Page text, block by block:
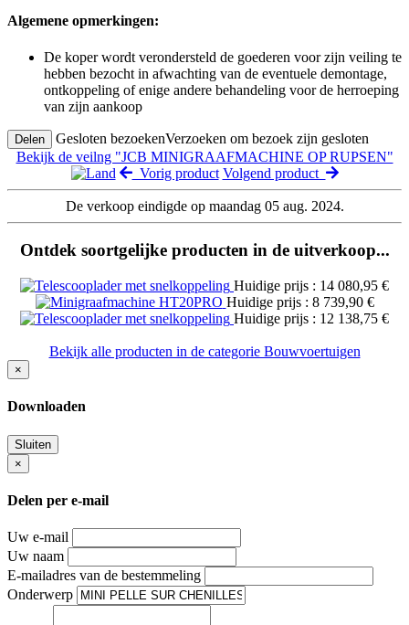
Algemene opmerkingen:
De koper wordt verondersteld de goederen voor zijn veiling te
hebben bezocht in afwachting van de eventuele demontage,
ontkoppeling of enige andere behandeling voor de herroeping
van zijn aankoop
Delen Gesloten bezoekenVerzoeken om bezoek zijn gesloten
Bekijk de veilng "JCB MINIGRAAFMACHINE OP RUPSEN"
Vorig product Volgend product
De verkoop eindigde op maandag 05 aug. 2024.
Ontdek soortgelijke producten in de uitverkoop...
Huidige prijs : 14 080,95 €
Huidige prijs : 8 739,90 €
Huidige prijs : 12 138,75 €
Bekijk alle producten in de categorie Bouwvoertuigen
×
Downloaden
Sluiten
×
Delen per e-mail
Uw e-mail
Uw naam
E-mailadres van de bestemmeling
Onderwerp